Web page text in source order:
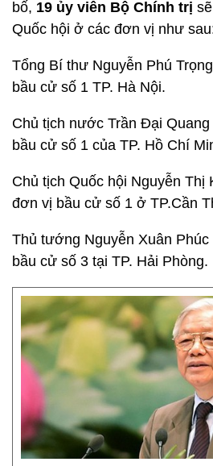
bố, 19 ủy viên Bộ Chính trị
Quốc hội ở các đơn vị như
Tổng Bí thư Nguyễn Phú
bầu cử số 1 TP. Hà Nội.
Chủ tịch nước Trần Đại
bầu cử số 1 của TP. Hồ Chí
Chủ tịch Quốc hội Nguyễn Thị
đơn vị bầu cử số 1 ở TP.Cần
Thủ tướng Nguyễn Xuân
bầu cử số 3 tại TP. Hải Phòng.